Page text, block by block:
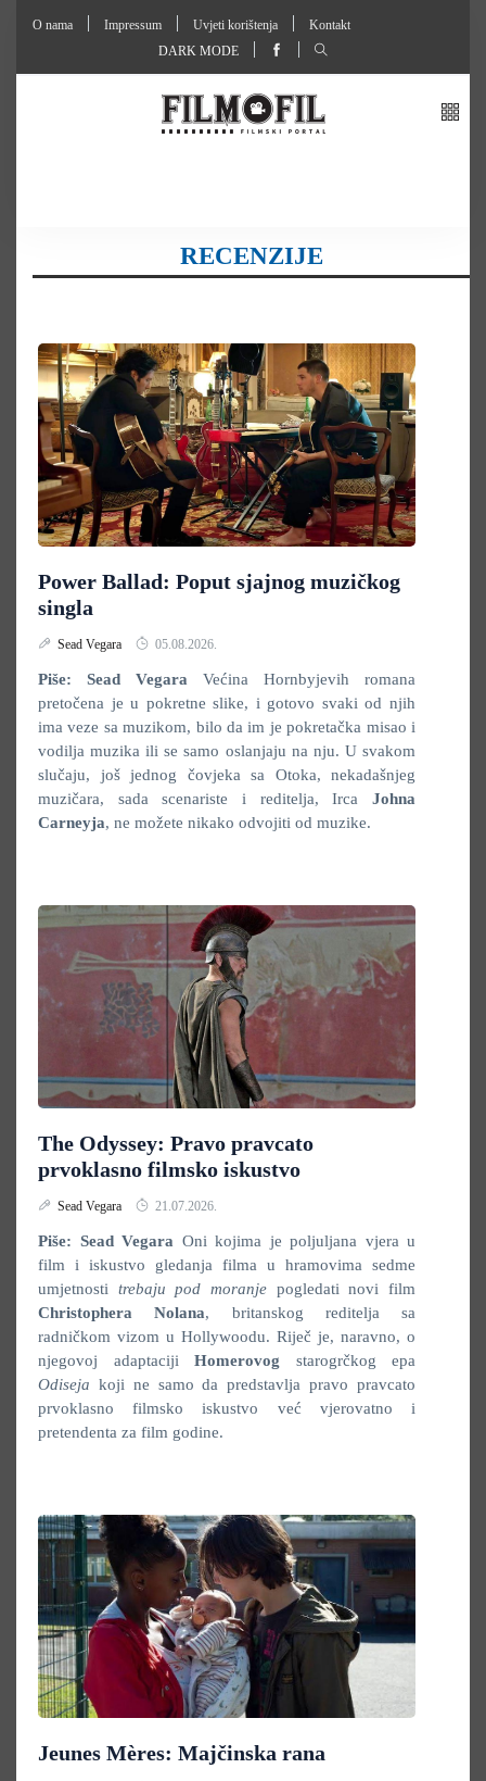
O nama Impressum Uvjeti korištenja
Kontakt
DARK MODE
RECENZIJE
Power Ballad: Poput sjajnog muzičkog
singla
Sead Vegara 05.08.2026.
Piše: Sead Vegara Većina Hornbyjevih romana
pretočena je u pokretne slike, i gotovo svaki od njih
ima veze sa muzikom, bilo da im je pokretačka misao i
vodilja muzika ili se samo oslanjaju na nju. U svakom
slučaju, još jednog čovjeka sa Otoka, nekadašnjeg
muzičara, sada scenariste i reditelja, Irca Johna
Carneyja, ne možete nikako odvojiti od muzike.
The Odyssey: Pravo pravcato
prvoklasno filmsko iskustvo
Sead Vegara 21.07.2026.
Piše: Sead Vegara Oni kojima je poljuljana vjera u
film i iskustvo gledanja filma u hramovima sedme
umjetnosti trebaju pod moranje pogledati novi film
Christophera Nolana, britanskog reditelja sa
radničkom vizom u Hollywoodu. Riječ je, naravno, o
njegovoj adaptaciji Homerovog starogrčkog epa
Odiseja koji ne samo da predstavlja pravo pravcato
prvoklasno filmsko iskustvo već vjerovatno i
pretendenta za film godine.
Jeunes Mères: Majčinska rana